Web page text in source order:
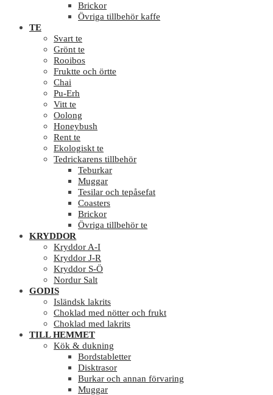
Brickor
Övriga tillbehör kaffe
TE
Svart te
Grönt te
Rooibos
Fruktte och örtte
Chai
Pu-Erh
Vitt te
Oolong
Honeybush
Rent te
Ekologiskt te
Tedrickarens tillbehör
Teburkar
Muggar
Tesilar och tepåsefat
Coasters
Brickor
Övriga tillbehör te
KRYDDOR
Kryddor A-I
Kryddor J-R
Kryddor S-Ö
Nordur Salt
GODIS
Isländsk lakrits
Choklad med nötter och frukt
Choklad med lakrits
TILL HEMMET
Kök & dukning
Bordstabletter
Disktrasor
Burkar och annan förvaring
Muggar